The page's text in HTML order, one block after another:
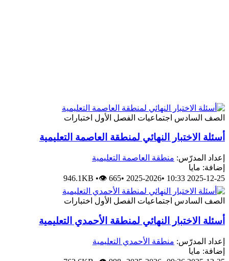
الصف السادس اجتماعيات الفصل الأول اختبارات
أسئلة الاختبار النهائي لمنطقة العاصمة التعليمية
إعداد المدرّس: منطقة العاصمة التعليمية
إضافة: مايا
2025-12-25 10:33
•
2025-2026
•
946.1KB •👁 665
الصف السادس اجتماعيات الفصل الأول اختبارات
أسئلة الاختبار النهائي لمنطقة الأحمدي التعليمية
إعداد المدرّس: منطقة الأحمدي التعليمية
إضافة: مايا